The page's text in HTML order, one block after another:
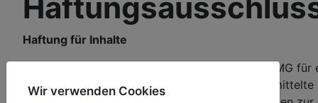
Haftung für Inhalte
Als Diensteanbieter sind wir gemäß § 7 Abs.1 TMG
Diensteanbieter jedoch nicht verpflichtet,
Wir verwenden Cookies